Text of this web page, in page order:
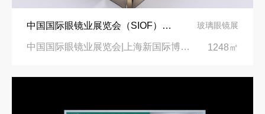
中国国际眼镜业展览会（SIOF）‌展台设计搭建-眼镜业巨头依视路陆逊梯卡 玻璃眼镜展
中国国际眼镜业展览会|上海新国际博览中心‌ 1248㎡